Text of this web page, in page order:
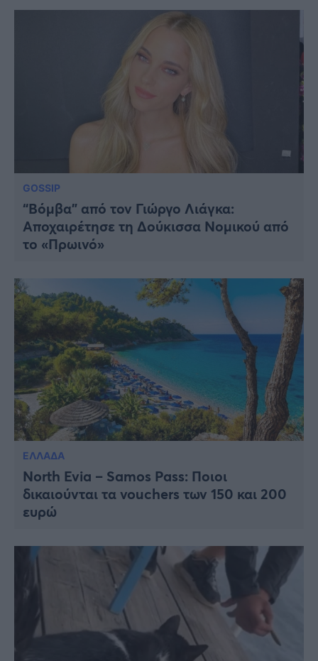
GOSSIP
“Βόμβα” από τον Γιώργο Λιάγκα:
Αποχαιρέτησε τη Δούκισσα Νομικού από
το «Πρωινό»
ΕΛΛΑΔΑ
North Evia – Samos Pass: Ποιοι
δικαιούνται τα vouchers των 150 και 200
ευρώ